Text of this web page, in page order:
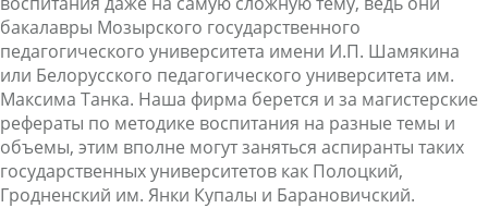
бакалавры Мозырского государственного
педагогического университета имени И.П. Шамякина
или Белорусского педагогического университета им.
Максима Танка. Наша фирма берется и за магистерские
рефераты по методике воспитания на разные темы и
объемы, этим вполне могут заняться аспиранты таких
государственных университетов как Полоцкий,
Гродненский им. Янки Купалы и Барановичский.